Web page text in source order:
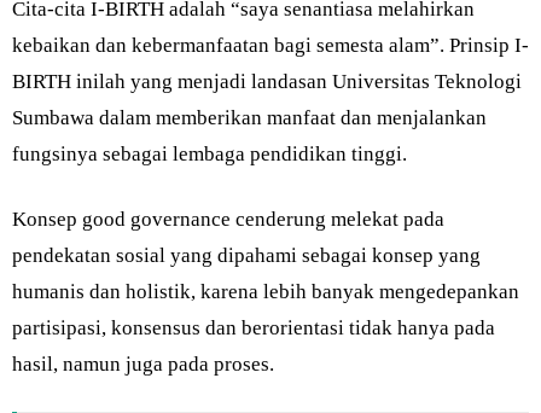
Cita-cita I-BIRTH adalah “saya senantiasa melahirkan
kebaikan dan kebermanfaatan bagi semesta alam”. Prinsip I-
BIRTH inilah yang menjadi landasan Universitas Teknologi
Sumbawa dalam memberikan manfaat dan menjalankan
fungsinya sebagai lembaga pendidikan tinggi.
Konsep good governance cenderung melekat pada
pendekatan sosial yang dipahami sebagai konsep yang
humanis dan holistik, karena lebih banyak mengedepankan
partisipasi, konsensus dan berorientasi tidak hanya pada
hasil, namun juga pada proses.